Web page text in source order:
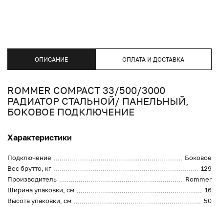
ОПИСАНИЕ ОПЛАТА И ДОСТАВКА
ROMMER COMPACT 33/500/3000
РАДИАТОР СТАЛЬНОЙ/ ПАНЕЛЬНЫЙ,
БОКОВОЕ ПОДКЛЮЧЕНИЕ
Характеристики
Подключение
Боковое
Вес брутто, кг
129
Производитель
Rommer
Ширина упаковки, см
16
Высота упаковки, см
50